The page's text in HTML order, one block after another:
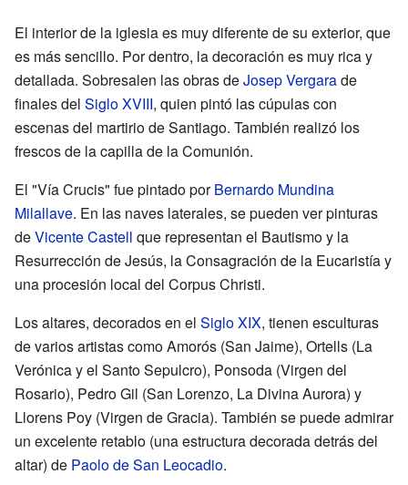
El interior de la iglesia es muy diferente de su exterior, que
es más sencillo. Por dentro, la decoración es muy rica y
detallada. Sobresalen las obras deJosep Vergarade
finales del Siglo XVIII, quien pintó las cúpulas con
escenas del martirio de Santiago. También realizó los
frescos de la capilla de la Comunión.
El "Vía Crucis" fue pintado porBernardo Mundina
Milallave. En las naves laterales, se pueden ver pinturas
deVicente Castell que representan el Bautismo y la
Resurrección de Jesús, la Consagración de la Eucaristía y
una procesión local del Corpus Christi.
Los altares, decorados en el Siglo XIX, tienen esculturas
de varios artistas como Amorós (San Jaime), Ortells (La
Verónica y el Santo Sepulcro), Ponsoda (Virgen del
Rosario), Pedro Gil (San Lorenzo, La Divina Aurora) y
Llorens Poy (Virgen de Gracia). También se puede admirar
un excelente retablo (una estructura decorada detrás del
altar) de Paolo de San Leocadio.